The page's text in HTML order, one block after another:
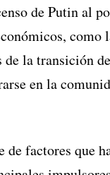
de Putin al
como
la transición
en la
de factores que